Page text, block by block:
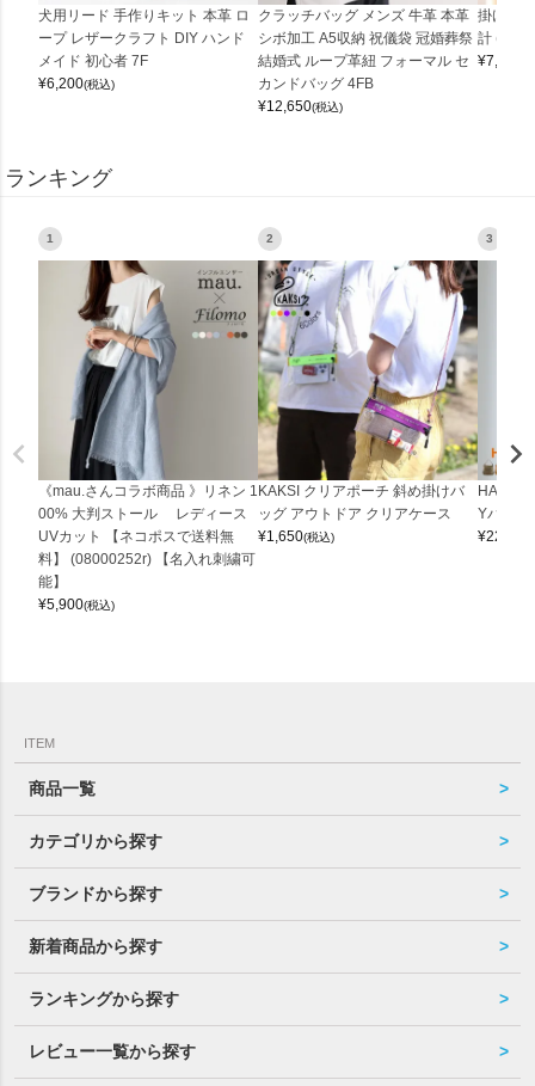
犬用リード 手作りキット 本革 ロ
ープ レザークラフト DIY ハンド
メイド 初心者 7F
¥6,200(税込)
クラッチバッグ メンズ 牛革 本革
シボ加工 A5収納 祝儀袋 冠婚葬祭
結婚式 ループ革紐 フォーマル セ
カンドバッグ 4FB
¥12,650(税込)
掛け時
計
¥7,150
ランキング
1
《mau.さんコラボ商品 》リネン 1
00% 大判ストール レディース
UVカット 【ネコポスで送料無
料】 (08000252r) 【名入れ刺繍可
能】
¥5,900(税込)
2
KAKSI クリアポーチ 斜め掛けバ
ッグ アウトドア クリアケース
¥1,650(税込)
3
Yバッグ
¥22,000
ITEM
商品一覧
カテゴリから探す
ブランドから探す
新着商品から探す
ランキングから探す
レビュー一覧から探す